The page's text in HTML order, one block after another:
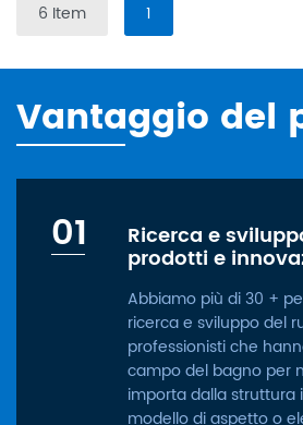
6 Item 1
Vantaggio del
01
Ricerca e
prodotti e
Abbiamo più di 30 +
ricerca e sviluppo del
professionisti che
campo del bagno per
importa dalla struttura
modello di aspetto o